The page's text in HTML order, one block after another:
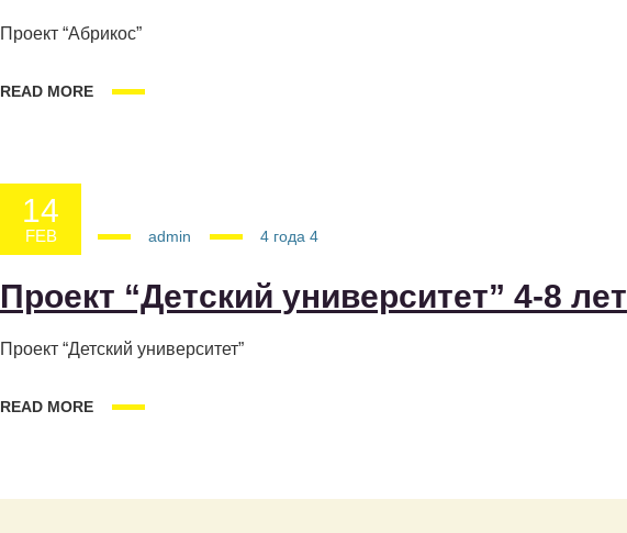
Проект “Абрикос”
READ MORE
14
FEB
14.02.2025 admin 4 года 4
Проект “Детский университет” 4-8 лет
Проект “Детский университет”
READ MORE